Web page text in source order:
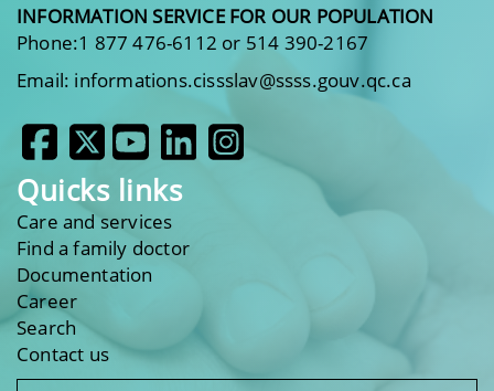
INFORMATION SERVICE FOR OUR POPULATION
Phone:1 877 476-6112 or 514 390-2167
Email: informations.cissslav@ssss.gouv.qc.ca
Quicks links
Care and services
Find a family doctor
Documentation
Career
Search
Contact us